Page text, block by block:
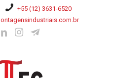
+55 (12) 3631-6520